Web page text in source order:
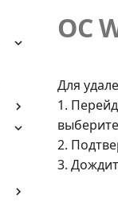
ОС
Для
1.
2.
3.